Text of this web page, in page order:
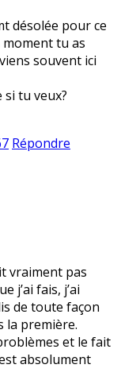
désolée pour ce
moment tu as
souvent ici
tu veux?
Répondre
vraiment pas
j’ai fais, j’ai
de toute façon
la première.
et le fait
absolument